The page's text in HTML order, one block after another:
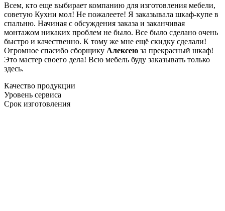
Всем, кто еще выбирает компанию для изготовления мебели,
советую Кухни мол! Не пожалеете! Я заказывала шкаф-купе в
спальню. Начиная с обсуждения заказа и заканчивая
монтажом никаких проблем не было. Все было сделано очень
быстро и качественно. К тому же мне ещё скидку сделали!
Огромное спасибо сборщику Алексею за прекрасный шкаф!
Это мастер своего дела! Всю мебель буду заказывать только
здесь.
Качество продукции
Уровень сервиса
Срок изготовления